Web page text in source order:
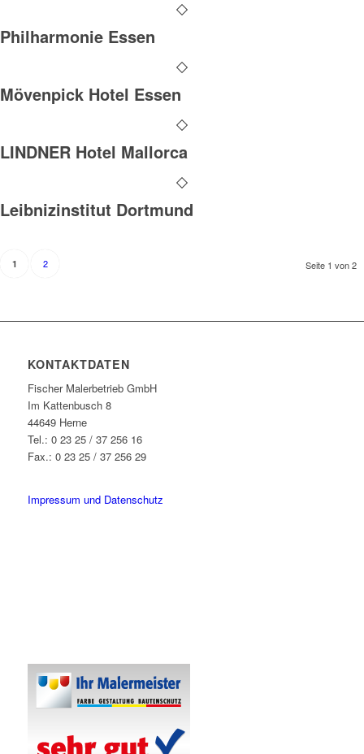
Philharmonie Essen
Mövenpick Hotel Essen
LINDNER Hotel Mallorca
Leibnizinstitut Dortmund
Seite 1 von 2
1 2
KONTAKTDATEN
Fischer Malerbetrieb GmbH
Im Kattenbusch 8
44649 Herne
Tel.: 0 23 25 / 37 256 16
Fax.: 0 23 25 / 37 256 29
Impressum und Datenschutz